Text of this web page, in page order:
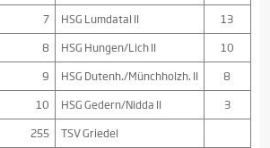
7
HSG Lumdatal II
13
8
HSG Hungen/Lich II
10
9
HSG Dutenh./Münchholzh. II
8
10
HSG Gedern/Nidda II
3
255
TSV Griedel